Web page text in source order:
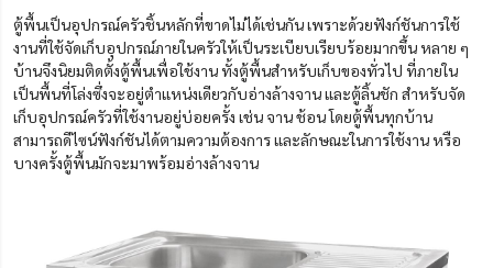
ตู้พื้นเป็นอุปกรณ์ครัวชิ้นหลักที่ขาดไม่ได้เช่นกัน เพราะด้วยฟังก์ชันการใช้
งานที่ใช้จัดเก็บอุปกรณ์ภายในครัวให้เป็นระเบียบเรียบร้อยมากขึ้น หลาย ๆ
บ้านจึงนิยมติดตั้งตู้พื้นเพื่อใช้งาน ทั้งตู้พื้นสำหรับเก็บของทั่วไป ที่ภายใน
เป็นพื้นที่โล่งซึ่งจะอยู่ตำแหน่งเดียวกับอ่างล้างจาน และตู้ลิ้นชัก สำหรับจัด
เก็บอุปกรณ์ครัวที่ใช้งานอยู่บ่อยครั้ง เช่น จาน ช้อน โดยตู้พื้นทุกบ้าน
สามารถดีไซน์ฟังก์ชันได้ตามความต้องการ และลักษณะในการใช้งาน หรือ
บางครั้งตู้พื้นมักจะมาพร้อมอ่างล้างจาน